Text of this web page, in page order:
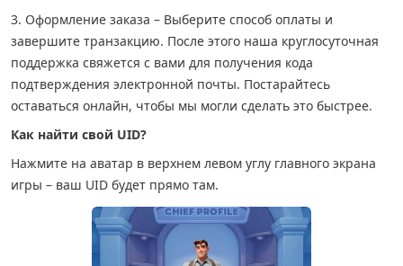
3. Оформление заказа – Выберите способ оплаты и
завершите транзакцию. После этого наша круглосуточная
поддержка свяжется с вами для получения кода
подтверждения электронной почты. Постарайтесь
оставаться онлайн, чтобы мы могли сделать это быстрее.
Как найти свой UID?
Нажмите на аватар в верхнем левом углу главного экрана
игры – ваш UID будет прямо там.